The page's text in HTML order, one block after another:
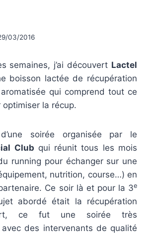
03/2016
semaines, j’ai découvert Lactel
boisson lactée de récupération
aromatisée qui comprend tout ce
optimiser la récup.
soirée organisée par le
Club qui réunit tous les mois
running pour échanger sur une
nutrition, course…) en
Ce soir là et pour la 3e
abordé était la récupération
ce fut une soirée très
des intervenants de qualité